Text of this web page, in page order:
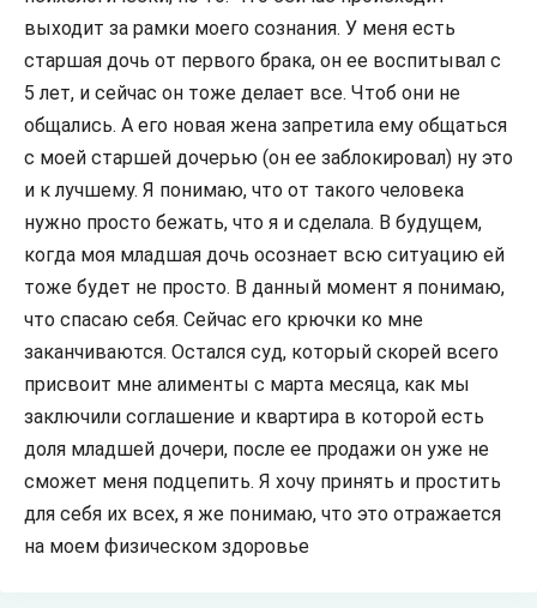
выходит за рамки моего сознания. У меня есть
старшая дочь от первого брака, он ее воспитывал с
5 лет, и сейчас он тоже делает все. Чтоб они не
общались. А его новая жена запретила ему общаться
с моей старшей дочерью (он ее заблокировал) ну это
и к лучшему. Я понимаю, что от такого человека
нужно просто бежать, что я и сделала. В будущем,
когда моя младшая дочь осознает всю ситуацию ей
тоже будет не просто. В данный момент я понимаю,
что спасаю себя. Сейчас его крючки ко мне
заканчиваются. Остался суд, который скорей всего
присвоит мне алименты с марта месяца, как мы
заключили соглашение и квартира в которой есть
доля младшей дочери, после ее продажи он уже не
сможет меня подцепить. Я хочу принять и простить
для себя их всех, я же понимаю, что это отражается
на моем физическом здоровье